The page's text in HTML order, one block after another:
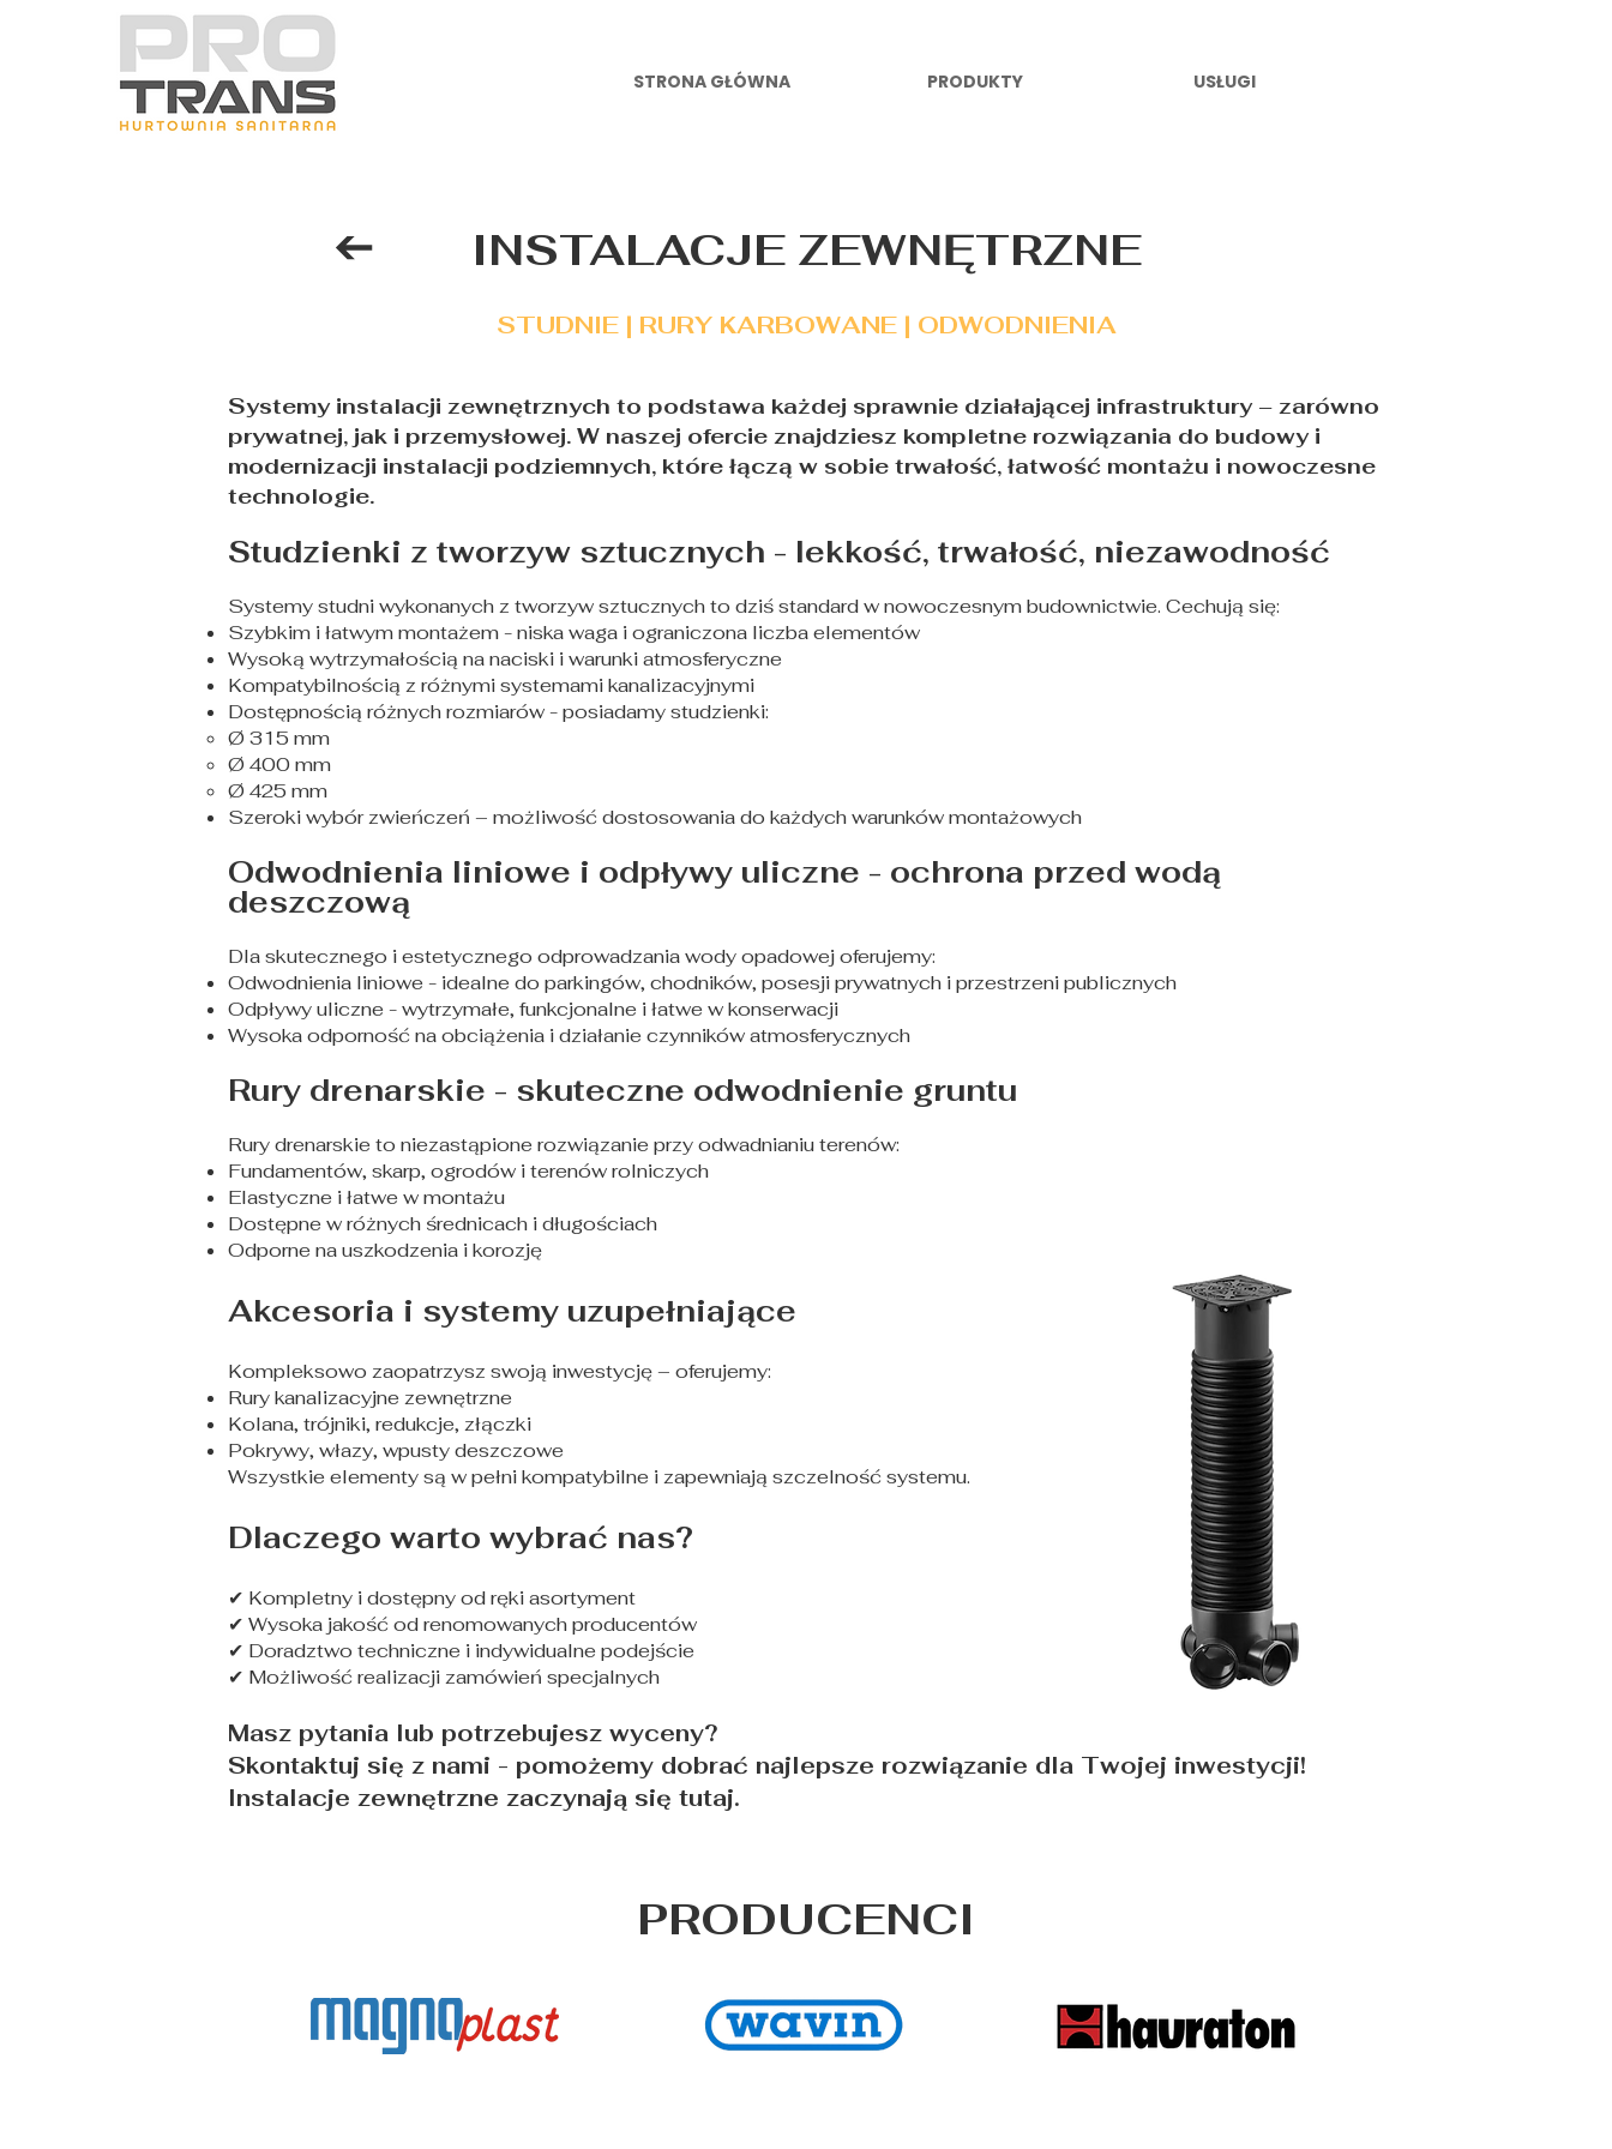
STRONA GŁÓWNA PRODUKTY USŁUGI
INSTALACJE ZEWNĘTRZNE
STUDNIE | RURY KARBOWANE | ODWODNIENIA
Systemy instalacji zewnętrznych to podstawa każdej sprawnie działającej infrastruktury – zarówno
prywatnej, jak i przemysłowej. W naszej ofercie znajdziesz kompletne rozwiązania do budowy i
modernizacji instalacji podziemnych, które łączą w sobie trwałość, łatwość montażu i nowoczesne
technologie.
Studzienki z tworzyw sztucznych - lekkość, trwałość, niezawodność
Systemy studni wykonanych z tworzyw sztucznych to dziś standard w nowoczesnym budownictwie. Cechują się:
Szybkim i łatwym montażem - niska waga i ograniczona liczba elementów
Wysoką wytrzymałością na naciski i warunki atmosferyczne
Kompatybilnością z różnymi systemami kanalizacyjnymi
Dostępnością różnych rozmiarów - posiadamy studzienki:
Ø 315 mm
Ø 400 mm
Ø 425 mm
Szeroki wybór zwieńczeń – możliwość dostosowania do każdych warunków montażowych
Odwodnienia liniowe i odpływy uliczne - ochrona przed wodą
deszczową
Dla skutecznego i estetycznego odprowadzania wody opadowej oferujemy:
Odwodnienia liniowe - idealne do parkingów, chodników, posesji prywatnych i przestrzeni publicznych
Odpływy uliczne - wytrzymałe, funkcjonalne i łatwe w konserwacji
Wysoka odporność na obciążenia i działanie czynników atmosferycznych
Rury drenarskie - skuteczne odwodnienie gruntu
Rury drenarskie to niezastąpione rozwiązanie przy odwadnianiu terenów:
Fundamentów, skarp, ogrodów i terenów rolniczych
Elastyczne i łatwe w montażu
Dostępne w różnych średnicach i długościach
Odporne na uszkodzenia i korozję
Akcesoria i systemy uzupełniające
Kompleksowo zaopatrzysz swoją inwestycję – oferujemy:
Rury kanalizacyjne zewnętrzne
Kolana, trójniki, redukcje, złączki
Pokrywy, włazy, wpusty deszczowe
Wszystkie elementy są w pełni kompatybilne i zapewniają szczelność systemu.
Dlaczego warto wybrać nas?
✔ Kompletny i dostępny od ręki asortyment
✔ Wysoka jakość od renomowanych producentów
✔ Doradztwo techniczne i indywidualne podejście
✔ Możliwość realizacji zamówień specjalnych
Masz pytania lub potrzebujesz wyceny?
Skontaktuj się z nami - pomożemy dobrać najlepsze rozwiązanie dla Twojej inwestycji!
Instalacje zewnętrzne zaczynają się tutaj.
PRODUCENCI